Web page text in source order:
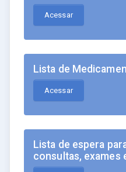
Acessar
Lista de
Acessar
Lista de espera
consultas, exames